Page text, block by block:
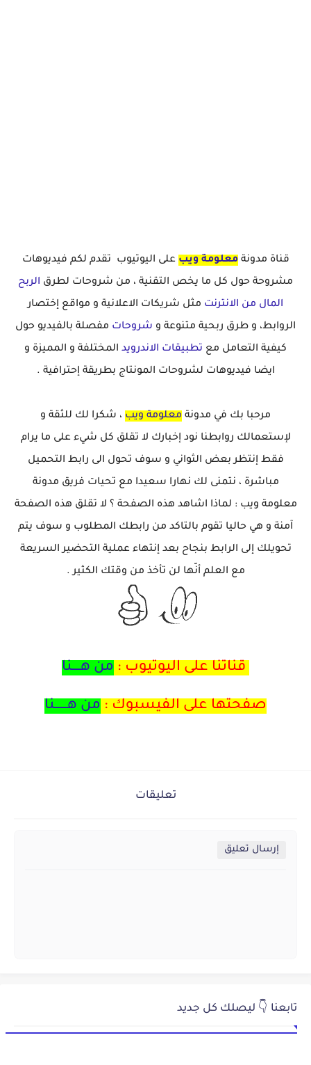
قناة مدونةمعلومة ويب على اليوتيوب تقدم لكم فيديوهات
مشروحة حول كل ما يخص التقنية ، من شروحات لطرق الربح
المال من الانترنت مثل شريكات الاعلانية و مواقع إختصار
الروابط، و طرق ربحية متنوعة و شروحات مفصلة بالفيديو حول
كيفية التعامل مع تطبيقات الاندرويد المختلفة و المميزة و
ايضا فيديوهات لشروحات المونتاج بطريقة إحترافية .
مرحبا بك في مدونة معلومة ويب ، شكرا لك للثقة و
لإستعمالك روابطنا نود إخبارك لا تقلق كل شيء على ما يرام
فقط إنتظر بعض الثواني و سوف تحول الى رابط التحميل
مباشرة ، نتمنى لك نهارا سعيدا مع تحيات فريق مدونة
معلومة ويب : لماذا اشاهد هذه الصفحة ؟ لا تقلق هذه الصفحة
آمنة و هي حاليا تقوم بالتاكد من رابطك المطلوب و سوف يتم
تحويلك إلى الرابط بنجاح بعد إنتهاء عملية التحضير السريعة
مع العلم أنّها لن تأخذ من وقتك الكثير .
قناتنا على اليوتيوب : من هــــنا
صفحتها على الفيسبوك : من هــــــنا
تعليقات
إرسال تعليق
تابعنا 👇 ليصلك كل جديد